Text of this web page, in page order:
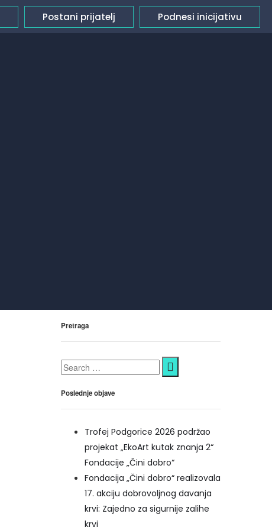
Postani prijatelj Podnesi inicijativu
Pretraga
Poslednje objave
Trofej Podgorice 2026 podržao
projekat „EkoArt kutak znanja 2“
Fondacije „Čini dobro“
Fondacija „Čini dobro“ realizovala
17. akciju dobrovoljnog davanja
krvi: Zajedno za sigurnije zalihe
krvi